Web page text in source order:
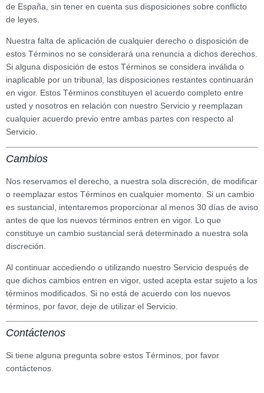
de España, sin tener en cuenta sus disposiciones sobre conflicto
de leyes.
Nuestra falta de aplicación de cualquier derecho o disposición de
estos Términos no se considerará una renuncia a dichos derechos.
Si alguna disposición de estos Términos se considera inválida o
inaplicable por un tribunal, las disposiciones restantes continuarán
en vigor. Estos Términos constituyen el acuerdo completo entre
usted y nosotros en relación con nuestro Servicio y reemplazan
cualquier acuerdo previo entre ambas partes con respecto al
Servicio.
Cambios
Nos reservamos el derecho, a nuestra sola discreción, de modificar
o reemplazar estos Términos en cualquier momento. Si un cambio
es sustancial, intentaremos proporcionar al menos 30 días de aviso
antes de que los nuevos términos entren en vigor. Lo que
constituye un cambio sustancial será determinado a nuestra sola
discreción.
Al continuar accediendo o utilizando nuestro Servicio después de
que dichos cambios entren en vigor, usted acepta estar sujeto a los
términos modificados. Si no está de acuerdo con los nuevos
términos, por favor, deje de utilizar el Servicio.
Contáctenos
Si tiene alguna pregunta sobre estos Términos, por favor
contáctenos.